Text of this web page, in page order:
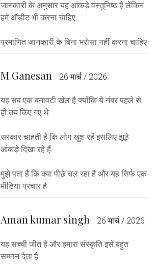
जानकारी के अनुसार यह आंकड़े वस्तुनिष्ठ हैं लेकिन
हमें ऑडीट भी करना चाहिए
प्रमाणित जानकारी के बिना भरोसा नहीं करना चाहिए
M Ganesan 26 मार्च / 2026
यह सब एक बनावटी खेल है क्योंकि ये नंबर पहले से
ही तय किए गए थे
सरकार चाहती है कि लोग खुश रहें इसलिए झूठे
आंकड़े दिखा रहे हैं
मुझे पता है कि क्या पीछे चल रहा है और यह सिर्फ एक
मीडिया प्रचार है
Aman kumar singh 26 मार्च / 2026
यह सच्ची जीत है और हमारा संस्कृति इसे बहुत
सम्मान देता है